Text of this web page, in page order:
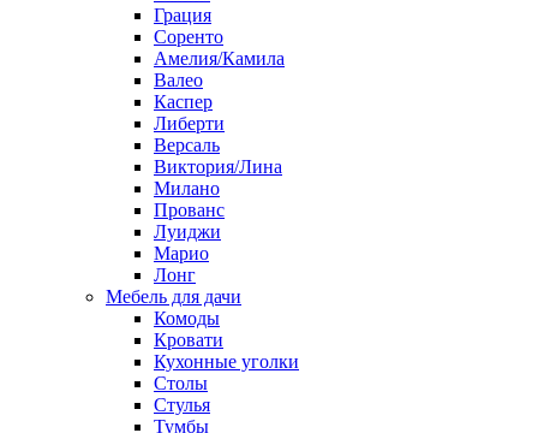
Грация
Соренто
Амелия/Камила
Валео
Каспер
Либерти
Версаль
Виктория/Лина
Милано
Прованс
Луиджи
Марио
Лонг
Мебель для дачи
Комоды
Кровати
Кухонные уголки
Столы
Стулья
Тумбы